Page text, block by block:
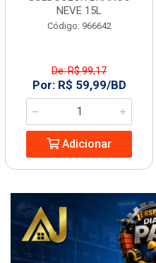
NEVE 15L
Código: 966642
De: R$ 99,17
Por: R$ 59,99/BD
Adicionar